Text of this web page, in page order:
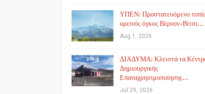
ΥΠΕΝ: Προστατευόμενο
ορεινός όγκος Βέρνον-Βίτσι…
Aug 1, 2026
ΔΙΑΔΥΜΑ: Κλειστά τα
Δημιουργικής
Επαναχρησιμοποίησης…
Jul 29, 2026